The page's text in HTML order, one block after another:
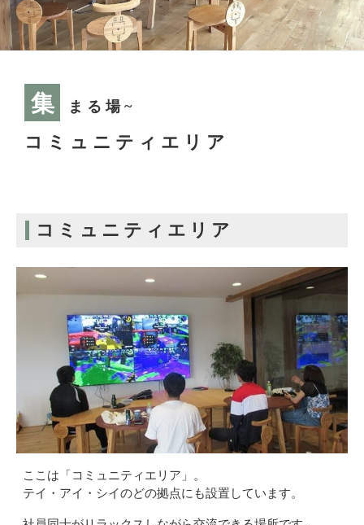
集 まる場 ~
コミュニティエリア
コミュニティエリア
ここは「コミュニティエリア」。
テイ・アイ・シイのどの拠点にも設置しています。